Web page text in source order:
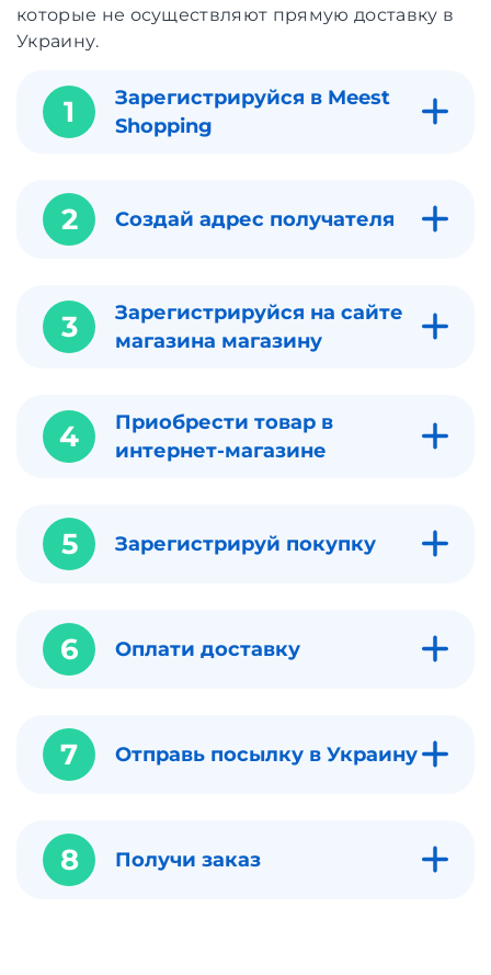
которые не осуществляют прямую доставку в
Украину.
1
Зарегистрируйся в Meest
Shopping
2 Создай адрес получателя
3
Зарегистрируйся на сайте
магазина магазину
4
Приобрести товар в
интернет-магазине
5 Зарегистрируй покупку
6 Оплати доставку
7 Отправь посылку в Украину
8 Получи заказ